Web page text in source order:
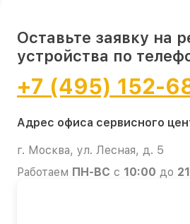
Оставьте заявку на
устройства по
+7 (495) 152-
Адрес офиса сервисного
г. Москва, ул. Лесная, д. 5
Работаем ПН-ВС с 10:00 до